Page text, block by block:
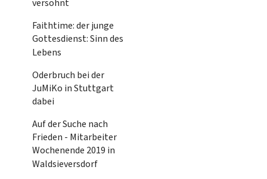
versöhnt
Faithtime: der junge
Gottesdienst: Sinn des
Lebens
Oderbruch bei der
JuMiKo in Stuttgart
dabei
Auf der Suche nach
Frieden - Mitarbeiter
Wochenende 2019 in
Waldsieversdorf